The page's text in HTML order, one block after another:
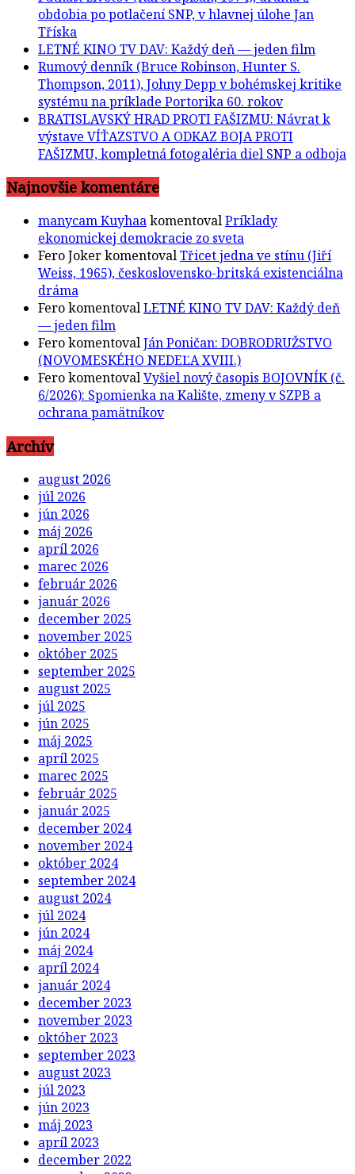
obdobia po potlačení SNP, v hlavnej úlohe Jan
Tříska
LETNÉ KINO TV DAV: Každý deň — jeden film
Rumový denník (Bruce Robinson, Hunter S.
Thompson, 2011), Johny Depp v bohémskej kritike
systému na príklade Portorika 60. rokov
BRATISLAVSKÝ HRAD PROTI FAŠIZMU: Návrat k
výstave VÍŤAZSTVO A ODKAZ BOJA PROTI
FAŠIZMU, kompletná fotogaléria diel SNP a odboja
Najnovšie komentáre
manycam KuyhaakomentovalPríklady
ekonomickej demokracie zo sveta
Fero JokerkomentovalTřicet jedna ve stínu (Jiří
Weiss, 1965), československo-britská existenciálna
dráma
FerokomentovalLETNÉ KINO TV DAV: Každý deň
— jeden film
FerokomentovalJán Poničan: DOBRODRUŽSTVO
(NOVOMESKÉHO NEDEĽA XVIII.)
FerokomentovalVyšiel nový časopis BOJOVNÍK (č.
6/2026): Spomienka na Kalište, zmeny v SZPB a
ochrana pamätníkov
Archív
august 2026
júl 2026
jún 2026
máj 2026
apríl 2026
marec 2026
február 2026
január 2026
december 2025
november 2025
október 2025
september 2025
august 2025
júl 2025
jún 2025
máj 2025
apríl 2025
marec 2025
február 2025
január 2025
december 2024
november 2024
október 2024
september 2024
august 2024
júl 2024
jún 2024
máj 2024
apríl 2024
január 2024
december 2023
november 2023
október 2023
september 2023
august 2023
júl 2023
jún 2023
máj 2023
apríl 2023
december 2022